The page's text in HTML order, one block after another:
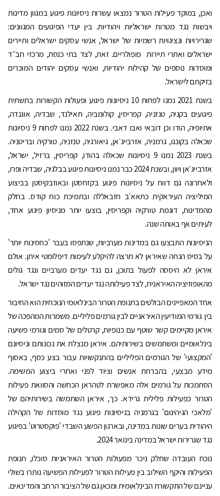
ואכן, במוקד פעילות הטרור נמצאו עשרות ניסיונות פיגוע במגוון מדינות
ויבשות נגד מטרות ישראליות ויהודיות. בין יעדי הפיגועים המגוונים:
שגרירויות ונציגויות רשמיות של ישראל, אנשי עסקים ישראלים ותיירים
ישראלים ואתרי תיירות פופולריים. זאת, לצד בתי כנסת, מרכזי חב״ד
ומוסדות נוספים של קהילות יהודיות, ואנשי עסקים יהודים המוכרים
בזיקתם לישראל.
בשנת 2021 נמנו לפחות 10 ניסיונות פיגוע ופעולות הקשורות בתשתית
פיגועים בקניה, טנזניה, קפריסין, קולומביה, תאילנד, שבדיה, אוגנדה,
אתיופיה, הודו וכן דובאי ואבו דאבי. בשנת 2022 נמנו לפחות 9 ניסיונות
שכאלה בקונגו, גרמניה, אזרבייג׳אן, גיאורגיה, טנזניה, טורקיה ובריטניה.
בשנת 2023 נמנו 9 ניסיונות שכאלה בהודו, קפריסין, ברזיל, ישראל,
אזרבייג׳אן ויוון, ובשנת 2024 כבר נמנו ניסיונות פיגוע בבלגיה, שבדיה ופרו,
ולאחרונה גם דווח על ניסיונות פיגוע בקזחסטן ובאוזבקיסטן בביצוע
המיליציה העיראקית כתאא׳ב חזבאללה ובתמיכת כוח קודס. בחלק
מהמדינות, דוגמת טורקיה וקפריסין, בוצעו יותר מניסיון פיגוע אחד,
לעיתים אף באותה שנה.
הניסיונות התבצעו גם במדינות מערביות, שנתפסו בעבר 'כחסינות יותר'
על בסיס הנחה שאיראן לא תרצה להיקלע לעימות דיפלומטי איתן. אולם
איראן לא היססה לפעול בתוכן, גם נגד יעדים מערביים ונגד גולים
מהאופוזיציה האיראנית, לצד פעילותה נגד יעדים המזוהים נגד ישראל.
אחד המאפיינים הבולטים בתנופת הטרור הבינלאומי הנוכחית הוא החיבור
בין גורמי המודיעין האיראניים לבין גורמים פליליים. משמרות המהפכה של
איראן מקיימים קשר שוטף עם כנופיות, קרטלים של סמים וגורמי פשיעה
בינלאומיים ומשתמשים בשירותיהם. איראן מנצלת את נכונותם וניסיונם
'המקצועי' של הגורמים הפליליים בהתנקשויות עבור בצע כסף, באסוף
מידע מבצעי, בהברחת אנשים וציוד לפני ואחרי ביצוע המשימה.
הסתמכות על גורמים אלה מאפשרת לטהראן הכחשה והסוואת פעילות
הטרור כפעילות פלילית גרידא. כך, איראן השתמשה בשירותיהם של
'מלאכי הגיהינום' בגרמניה בניסיונות פיגוע נגד מוסדות של הקהילה
היהודית בערים שונות במדינה, ובארגון הפשע השבדי 'פוקסטרוט' בפיגוע
נגד שגרירות ישראל במדינה בינואר 2024.
נוכח העובדה שחלק ניכר מפעולות הטרור האיראניות סוכלו, תנופת
הפעילות והיקף השילוב בין פעילות הטרור לפעילות הפשיעה נותרו בשולי
עניינם של התקשורת הבינלאומית ומכאן גם של הציבור הרחב והמדינאים.